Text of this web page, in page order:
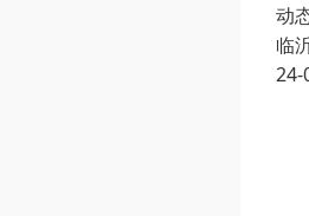
动
临
24-